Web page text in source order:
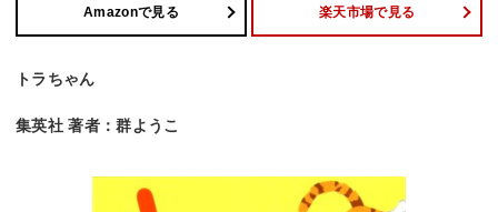
Amazonで見る 楽天市場で見る
トラちゃん
集英社 著者：群ようこ